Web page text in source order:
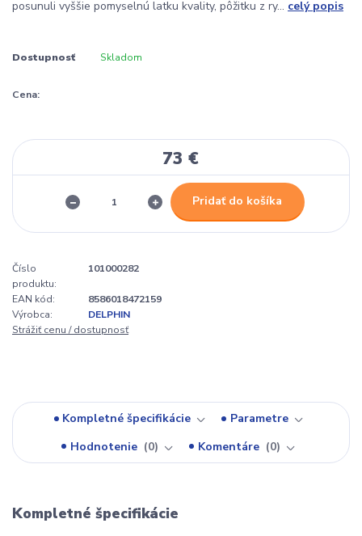
posunuli vyššie pomyselnú latku kvality, pôžitku z ry... celý popis
Dostupnosť Skladom
Cena:
73 €
Pridať do košíka
Číslo
produktu:
101000282
EAN kód:
8586018472159
Výrobca:
DELPHIN
Strážiť cenu / dostupnosť
Kompletné špecifikácie
Parametre
Hodnotenie
0 Komentáre 0
Kompletné špecifikácie